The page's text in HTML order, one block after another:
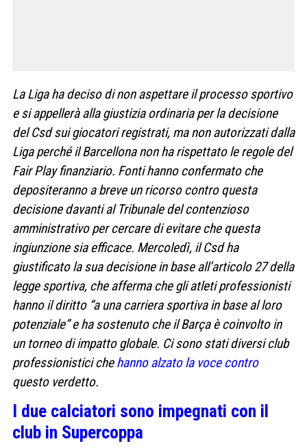
La Liga ha deciso di non aspettare il processo sportivo
e si appellerà alla giustizia ordinaria per la decisione
del Csd sui giocatori registrati, ma non autorizzati dalla
Liga perché il Barcellona non ha rispettato le regole del
Fair Play finanziario. Fonti hanno confermato che
depositeranno a breve un ricorso contro questa
decisione davanti al Tribunale del contenzioso
amministrativo per cercare di evitare che questa
ingiunzione sia efficace. Mercoledì, il Csd ha
giustificato la sua decisione in base all’articolo 27 della
legge sportiva, che afferma che gli atleti professionisti
hanno il diritto “a una carriera sportiva in base al loro
potenziale” e ha sostenuto che il Barça è coinvolto in
un torneo di impatto globale. Ci sono stati diversi club
professionistici chehanno alzato la voce contro
questo verdetto.
I due calciatori sono impegnati con il
club in Supercoppa